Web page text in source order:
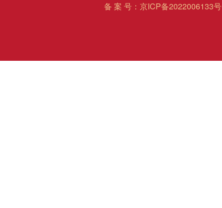
备 案 号： 京ICP备2022006133